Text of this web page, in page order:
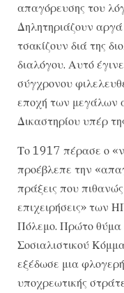
απαγόρευσης του
Δηλητηριάζουν
τσακίζουν διά της
διαλόγου. Αυτό
σύγχρονου
εποχή των μεγάλων
Δικαστηρίου υπέρ
Το 1917 πέρασε ο
προέβλεπε την
πράξεις που
επιχειρήσεις» των
Πόλεμο. Πρώτο θύμα
Σοσιαλιστικού
εξέδωσε μια
υποχρεωτικής